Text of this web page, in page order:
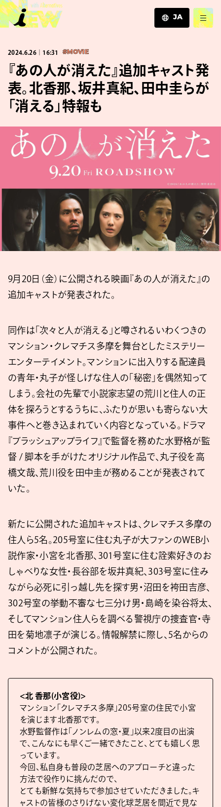
JA
ZH
2024.6.26｜16:31 #MOVIE
『あの人が消えた』追加キャスト発
表。北香那、坂井真紀、田中圭らが
「消える」特報も
9月20日（金）に公開される映画『あの人が消えた』の
追加キャストが発表された。
同作は「次々と人が消える」と噂されるいわくつきの
マンション・クレマチス多摩を舞台としたミステリー
エンターテイメント。マンションに出入りする配達員
の青年・丸子が怪しげな住人の「秘密」を偶然知って
しまう。会社の先輩で小説家志望の荒川と住人の正
体を探ろうとするうちに、ふたりが思いも寄らない大
事件へと巻き込まれていく内容となっている。ドラマ
『ブラッシュアップライフ』で監督を務めた水野格が監
督 / 脚本を手がけたオリジナル作品で、丸子役を高
橋文哉、荒川役を田中圭が務めることが発表されて
いた。
新たに公開された追加キャストは、クレマチス多摩の
住人ら5名。205号室に住む丸子が大ファンのWEB小
説作家・小宮を北香那、301号室に住む詮索好きのお
しゃべりな女性・長谷部を坂井真紀、303号室に住み
ながら必死に引っ越し先を探す男・沼田を袴田吉彦、
302号室の挙動不審な七三分け男・島崎を染谷将太、
そしてマンション住人らを調べる警視庁の捜査官・寺
田を菊地凛子が演じる。情報解禁に際し、5名からの
コメントが公開された。
<北 香那(小宮役)>
マンション「クレマチス多摩」205号室の住民で小宮
を演じます北香那です。
水野監督作は「ノンレムの窓・夏」以来2度目の出演
で、こんなにも早くご一緒できたこと、とても嬉しく思
っています。
今回、私自身も普段の芝居へのアプローチと違った
方法で役作りに挑んだので、
とても新鮮な気持ちで参加させていただきました。キ
ャストの皆様のさりげない変化球芝居を間近で見な